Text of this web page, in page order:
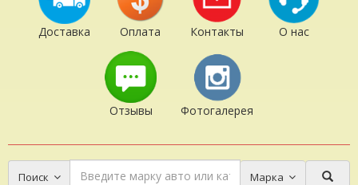
Доставка Оплата Контакты О нас
Отзывы Фотогалерея
Поиск Марка